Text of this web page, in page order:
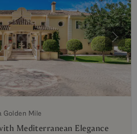
Golden Mile
Mediterranean Elegance